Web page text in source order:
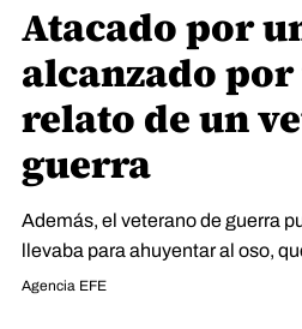
Atacado por
alcanzado
relato de un
guerra
Además, el veterano de guerra
llevaba para ahuyentar al oso,
Agencia EFE